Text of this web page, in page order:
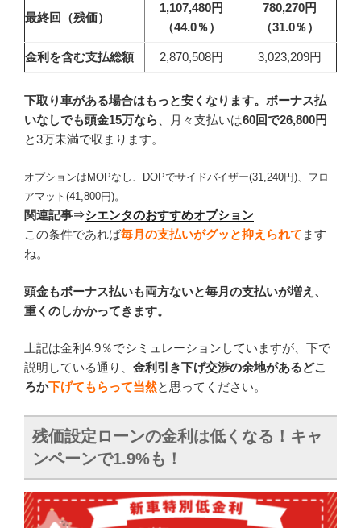
最終回（残価）
1,107,480円
（44.0％）
780,270円
（31.0％）
金利を含む支払総額 2,870,508円 3,023,209円
下取り車がある場合はもっと安くなります。 ボーナス払
いなしでも頭金15万なら 、月々支払いは60回で26,800円
と3万未満で収まります。
オプションはMOPなし、DOPでサイドバイザー(31,240円)、フロ
アマット(41,800円)。
関連記事⇒シエンタのおすすめオプション
この条件であれば毎月の支払いがグッと抑えられて ます
ね。
頭金もボーナス払いも両方ないと毎月の支払いが増え、
重くのしかかってきます。
上記は金利4.9％でシミュレーションしていますが、下で
説明している通り、 金利引き下げ交渉の余地があるどこ
ろか下げてもらって当然と思ってください。
残価設定ローンの金利は低くなる！キャ
ンペーンで1.9%も！